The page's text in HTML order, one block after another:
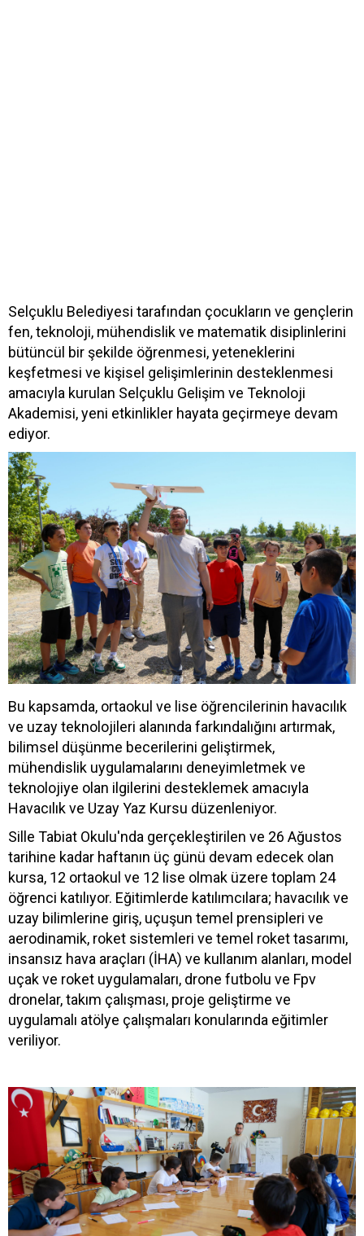
Selçuklu Belediyesi tarafından çocukların ve gençlerin
fen, teknoloji, mühendislik ve matematik disiplinlerini
bütüncül bir şekilde öğrenmesi, yeteneklerini
keşfetmesi ve kişisel gelişimlerinin desteklenmesi
amacıyla kurulan Selçuklu Gelişim ve Teknoloji
Akademisi, yeni etkinlikler hayata geçirmeye devam
ediyor.
Bu kapsamda, ortaokul ve lise öğrencilerinin havacılık
ve uzay teknolojileri alanında farkındalığını artırmak,
bilimsel düşünme becerilerini geliştirmek,
mühendislik uygulamalarını deneyimletmek ve
teknolojiye olan ilgilerini desteklemek amacıyla
Havacılık ve Uzay Yaz Kursu düzenleniyor.
Sille Tabiat Okulu'nda gerçekleştirilen ve 26 Ağustos
tarihine kadar haftanın üç günü devam edecek olan
kursa, 12 ortaokul ve 12 lise olmak üzere toplam 24
öğrenci katılıyor. Eğitimlerde katılımcılara; havacılık ve
uzay bilimlerine giriş, uçuşun temel prensipleri ve
aerodinamik, roket sistemleri ve temel roket tasarımı,
insansız hava araçları (İHA) ve kullanım alanları, model
uçak ve roket uygulamaları, drone futbolu ve Fpv
dronelar, takım çalışması, proje geliştirme ve
uygulamalı atölye çalışmaları konularında eğitimler
veriliyor.